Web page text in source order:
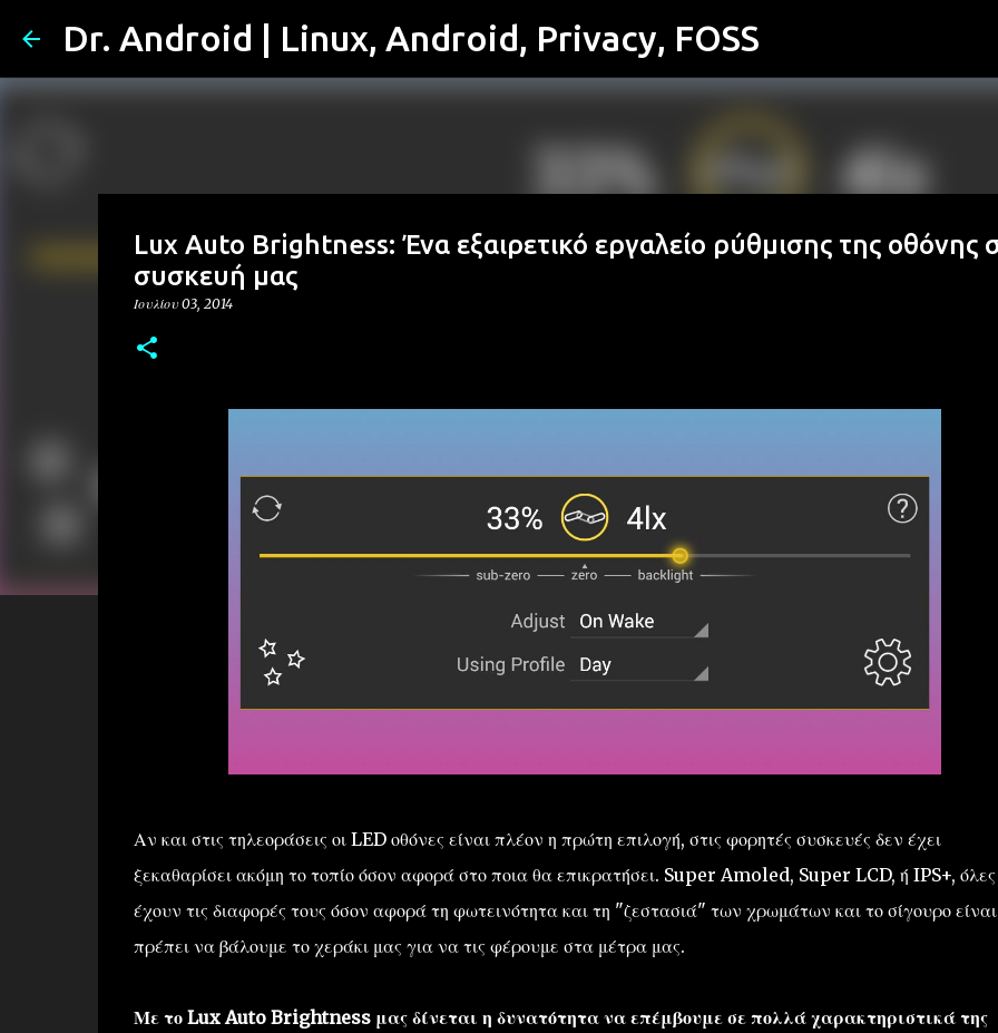
Μετάβαση στο κύριο περιεχόμενο
Dr. Android | Linux, Android, Privacy, FOSS
Lux Auto Brightness: Ένα εξαιρετικό εργαλείο ρύθμισης της οθόνης
συσκευή μας
Ιουλίου 03, 2014
Αν και στις τηλεοράσεις οι LED οθόνες είναι πλέον η πρώτη επιλογή, στις φορητές συσκευές δεν έχει
ξεκαθαρίσει ακόμη το τοπίο όσον αφορά στο ποια θα επικρατήσει. Super Amoled, Super LCD, ή IPS+, όλες
έχουν τις διαφορές τους όσον αφορά τη φωτεινότητα και τη "ζεστασιά" των χρωμάτων και το σίγουρο είναι
πρέπει να βάλουμε το χεράκι μας για να τις φέρουμε στα μέτρα μας.
Με το Lux Auto Brightness μας δίνεται η δυνατότητα να επέμβουμε σε πολλά χαρακτηριστικά της